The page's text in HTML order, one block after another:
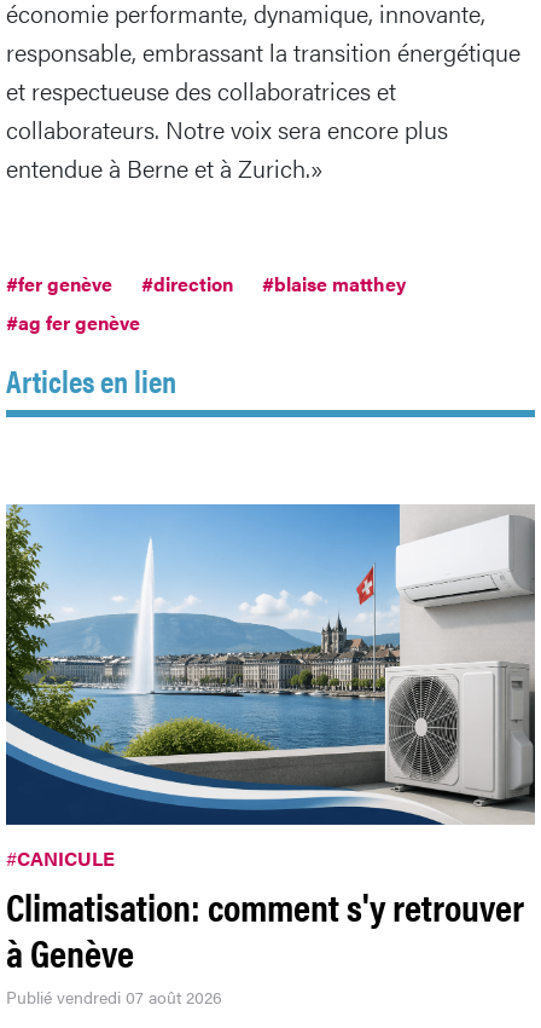
économie performante, dynamique, innovante,
responsable, embrassant la transition énergétique
et respectueuse des collaboratrices et
collaborateurs. Notre voix sera encore plus
entendue à Berne et à Zurich.»
#fer genève #direction
#blaise matthey
#ag fer genève
Articles en lien
#CANICULE
Climatisation: comment s'y retrouver
à Genève
Publié vendredi 07 août 2026